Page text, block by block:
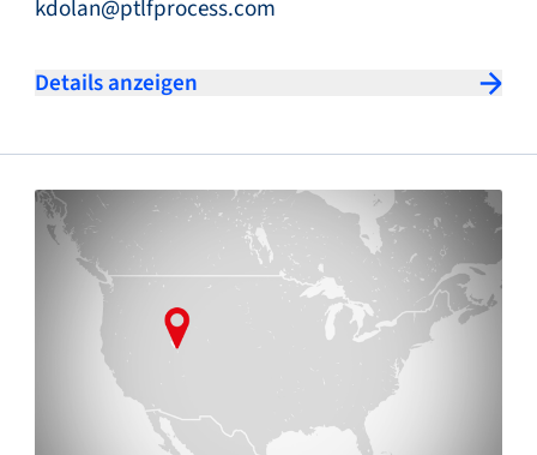
kdolan@ptlfprocess.com
Details anzeigen